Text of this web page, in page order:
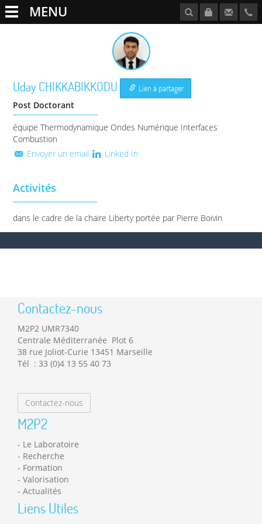
MENU
UdayCHIKKABIKKODU
Lien à partager
Post Doctorant
équipe Thermodynamique Ondes Numérique Interfaces
Combustion
Envoyer un email
Linked In
Activités
dans le cadre de la chaire Liberty portée par Pierre Boivin
Contactez-nous
M2P2 UMR7340
Centrale Méditerranée Plot 6
38 rue Joliot-Curie 13451 Marseille
Tél : 33 (0)4 13 55 40 73
Contactez-nous
M2P2
Le Laboratoire
Recherche
Formation
Valorisation
Actualités
Liens Utiles